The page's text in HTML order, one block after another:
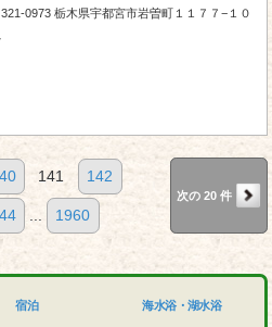
0973 栃木県宇都宮市岩曽町１１７７−１０
141 142
... 1960
次の 20 件
宿泊 海水浴・湖水浴